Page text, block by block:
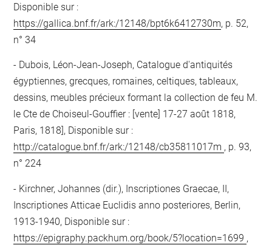
Disponible sur :
https://gallica.bnf.fr/ark:/12148/bpt6k6412730m, p. 52,
n° 34
Dubois, Léon-Jean-Joseph, Catalogue d'antiquités
égyptiennes, grecques, romaines, celtiques, tableaux,
dessins, meubles précieux formant la collection de feu M.
le Cte de Choiseul-Gouffier : [vente] 17-27 août 1818,
Paris, 1818], Disponible sur :
http://catalogue.bnf.fr/ark:/12148/cb35811017m , p. 93,
n° 224
Kirchner, Johannes (dir.), Inscriptiones Graecae, II,
Inscriptiones Atticae Euclidis anno posteriores, Berlin,
1913-1940, Disponible sur :
https://epigraphy.packhum.org/book/5?location=1699 ,